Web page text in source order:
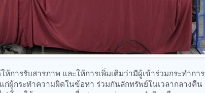
การรับสารภาพ และให้การเพิ่มเติมว่ามีผู้เข้าร่วมกระทำการ
ก่ผู้กระทำความผิดในข้อหา ร่วมกันลักทรัพย์ในเวลากลางคืน